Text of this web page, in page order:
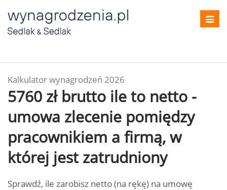
Kalkulator wynagrodzeń 2026
5760 zł brutto ile to netto -
umowa zlecenie pomiędzy
pracownikiem a firmą, w
której jest zatrudniony
Sprawdź, ile zarobisz netto (na rękę) na umowę